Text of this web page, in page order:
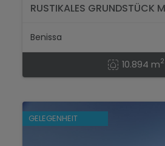
RUSTIKALES GRUNDSTÜCK
Benissa
10.894 m2
GELEGENHEIT